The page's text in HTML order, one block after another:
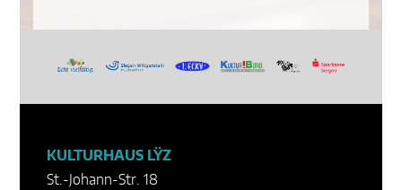
KULTURHAUS LŸZ
St.-Johann-Str. 18